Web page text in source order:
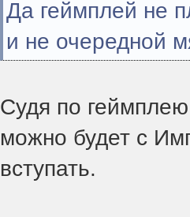
Да геймплей не
и не очередной
Судя по
можно будет с
вступать.